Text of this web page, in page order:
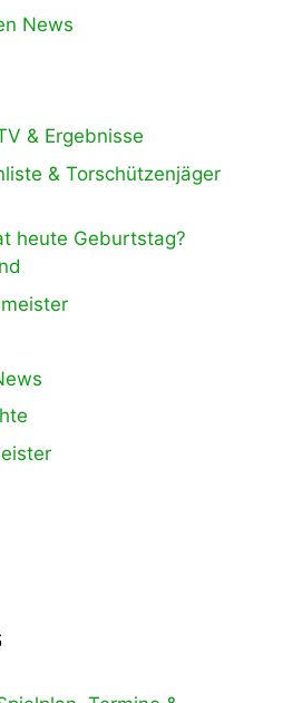
News
& Ergebnisse
& Torschützenjäger
heute Geburtstag?